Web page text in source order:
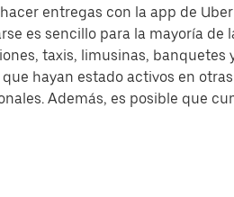
entregas con la app de
es sencillo para la mayoría
taxis, limusinas,
hayan estado activos en
Además, es posible que